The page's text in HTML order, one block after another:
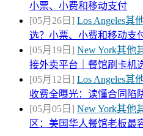
小票、小费和移动支付
[05月26日] Los Angeles其
选？小票、小费和移动支
[05月19日] New York其他
接外卖平台｜餐馆刷卡机
[05月12日] Los Angeles其
收费全曝光：读懂合同陷
[05月05日] New York其他
区：美国华人餐馆老板最